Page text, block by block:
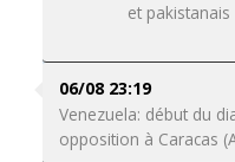
et
06/08 23:19
Venezuela: début du
opposition à Caracas